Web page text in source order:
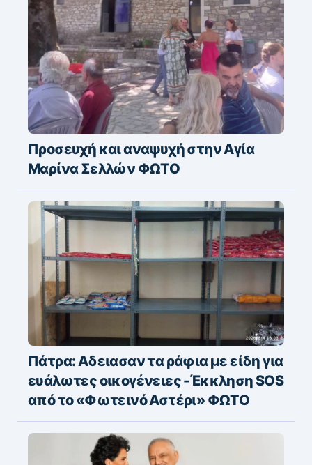
Προσευχή και αναψυχή στην Αγία
Μαρίνα Σελλών ΦΩΤΟ
Πάτρα: Αδειασαν τα ράφια με είδη για
ευάλωτες οικογένειες -Έκκληση SOS
από το «Φωτεινό Αστέρι» ΦΩΤΟ